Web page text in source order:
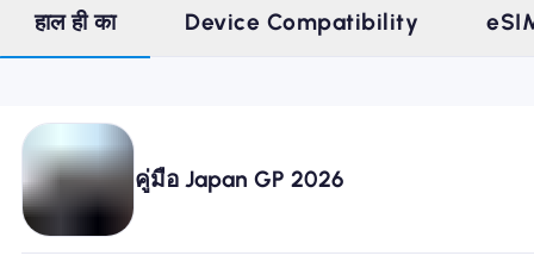
खानाबदोश eSIM क्यों
हाल ही का Device Compatibility
คู่มือ Japan GP 2026